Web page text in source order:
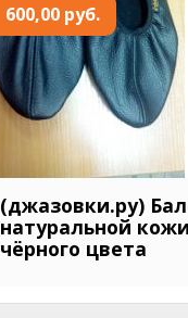
600,00 руб.
(джазовки.ру)
натуральной кожи
чёрного цвета